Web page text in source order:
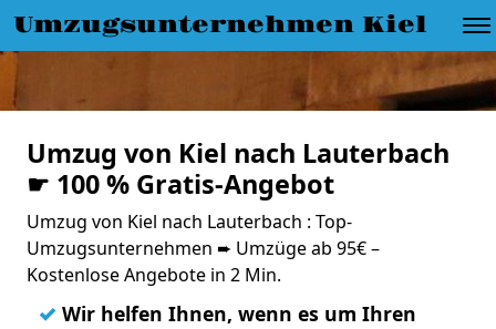
Umzugsunternehmen Kiel
Umzug von Kiel nach Lauterbach
☛ 100 % Gratis-Angebot
Umzug von Kiel nach Lauterbach : Top-
Umzugsunternehmen ➨ Umzüge ab 95€ –
Kostenlose Angebote in 2 Min.
✓ Wir helfen Ihnen, wenn es um Ihren